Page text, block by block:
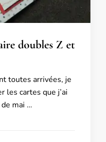
doubles Z et
toutes arrivées, je
les cartes que j’ai
mai …